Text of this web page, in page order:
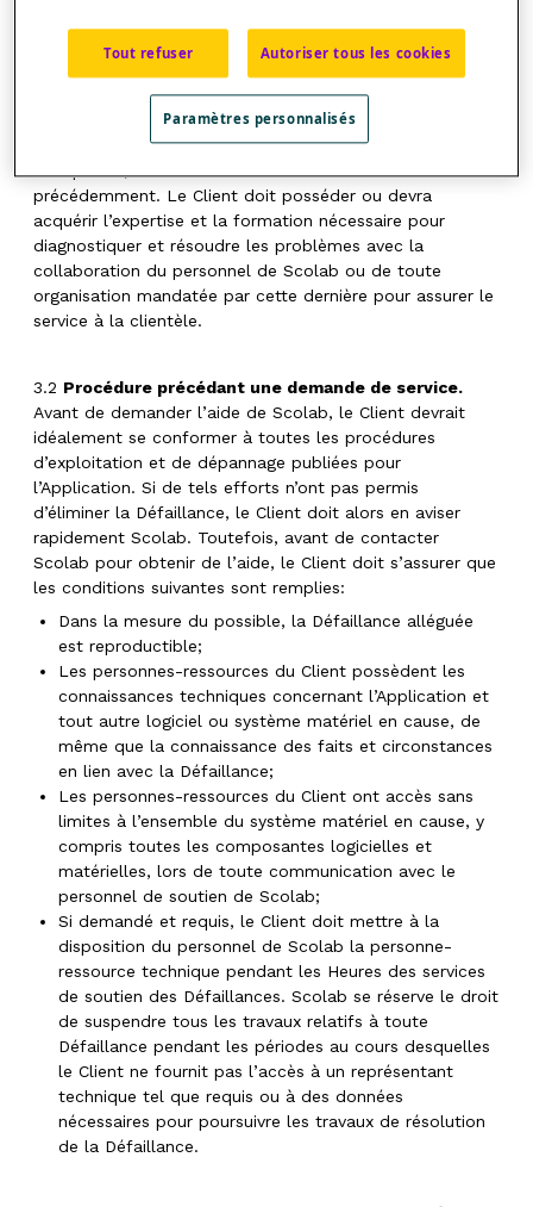
licences de Scolab pour les distribuer à des Utilisateurs
ressources au sein de sa propre équipe, soit une
ressource technique, une pédagogique et une
commerciale. Une même personne-ressource peut
précédemment. Le Client doit posséder ou devra
acquérir l’expertise et la formation nécessaire pour
diagnostiquer et résoudre les problèmes avec la
collaboration du personnel de Scolab ou de toute
organisation mandatée par cette dernière pour assurer le
service à la clientèle.
3.2 Procédure précédant une demande de service.
Avant de demander l’aide de Scolab, le Client devrait
idéalement se conformer à toutes les procédures
d’exploitation et de dépannage publiées pour
l’Application. Si de tels efforts n’ont pas permis
d’éliminer la Défaillance, le Client doit alors en aviser
rapidement Scolab. Toutefois, avant de contacter
Scolab pour obtenir de l’aide, le Client doit s’assurer que
les conditions suivantes sont remplies:
Dans la mesure du possible, la Défaillance alléguée
est reproductible;
Les personnes-ressources du Client possèdent les
connaissances techniques concernant l’Application et
tout autre logiciel ou système matériel en cause, de
même que la connaissance des faits et circonstances
en lien avec la Défaillance;
Les personnes-ressources du Client ont accès sans
limites à l’ensemble du système matériel en cause, y
compris toutes les composantes logicielles et
matérielles, lors de toute communication avec le
personnel de soutien de Scolab;
Si demandé et requis, le Client doit mettre à la
disposition du personnel de Scolab la personne-
ressource technique pendant les Heures des services
de soutien des Défaillances. Scolab se réserve le droit
de suspendre tous les travaux relatifs à toute
Défaillance pendant les périodes au cours desquelles
le Client ne fournit pas l’accès à un représentant
technique tel que requis ou à des données
nécessaires pour poursuivre les travaux de résolution
de la Défaillance.
Tout refuser Autoriser tous les cookies
Paramètres personnalisés